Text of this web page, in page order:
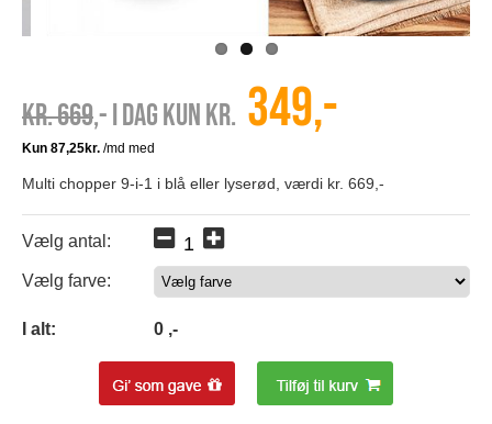
Kr. 669,- I dag kun kr. 349,-
Multi chopper 9-i-1 i blå eller lyserød, værdi kr. 669,-
Vælg antal:
Vælg farve:
I alt: 0 ,-